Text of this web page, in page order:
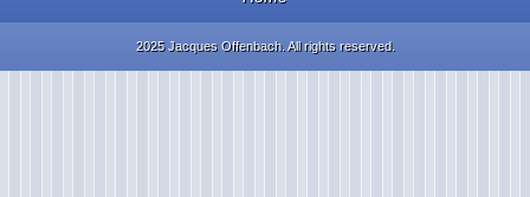
2025 Jacques Offenbach. All rights reserved.